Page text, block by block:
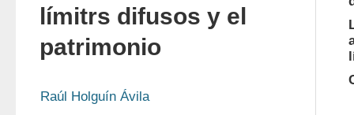
límitrs difusos y el
patrimonio
Raúl Holguín Ávila